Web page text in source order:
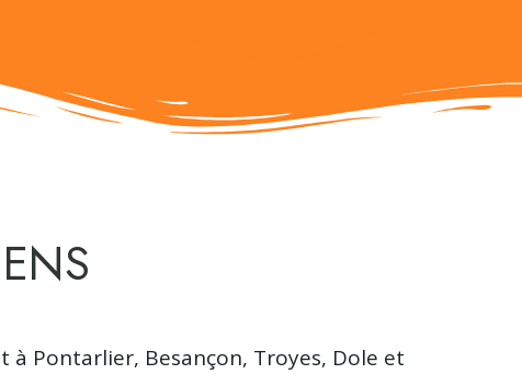
à Pontarlier, Besançon, Troyes, Dole et